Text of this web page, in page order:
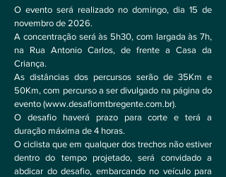
O evento será realizado no domingo, dia 15 de
novembro de 2026.
A concentração será às 5h30, com largada às 7h,
na Rua Antonio Carlos, de frente a Casa da
Criança.
As distâncias dos percursos serão de 35Km e
50Km, com percurso a ser divulgado na página do
evento (www.desafiomtbregente.com.br).
O desafio haverá prazo para corte e terá a
duração máxima de 4 horas.
O ciclista que em qualquer dos trechos não estiver
dentro do tempo projetado, será convidado a
abdicar do desafio, embarcando no veículo para